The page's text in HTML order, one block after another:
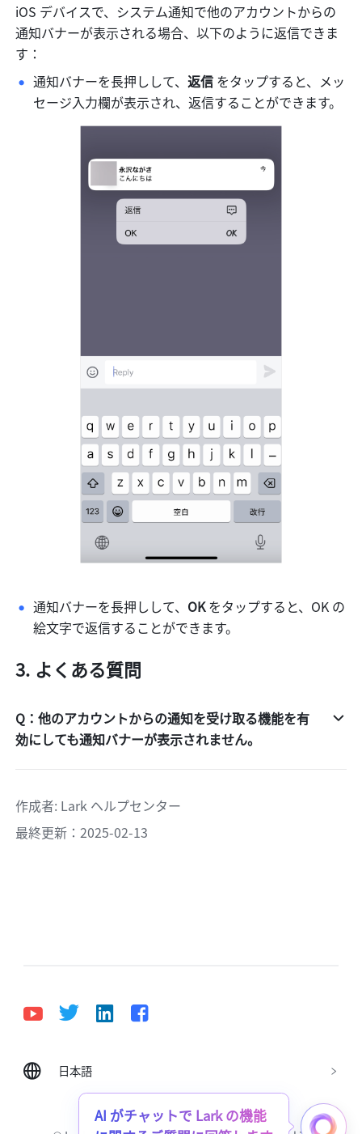
iOS デバイスで、システム通知で他のアカウントからの
通知バナーが表示される場合、以下のように返信できま
す：
通知バナーを長押しして、返信 をタップすると、メッ
セージ入力欄が表示され、返信することができます。
通知バナーを長押しして、 OK をタップすると、OK の
絵文字で返信することができます。
よくある質問
Q：他のアカウントからの通知を受け取る機能を有
効にしても通知バナーが表示されません。
作成者: Lark ヘルプセンター
最終更新：2025-02-13
日本語
Bahasa Indonesia Deutsch English
Español
Italiano
Português (Brasil)
AI がチャットで Lark の機能